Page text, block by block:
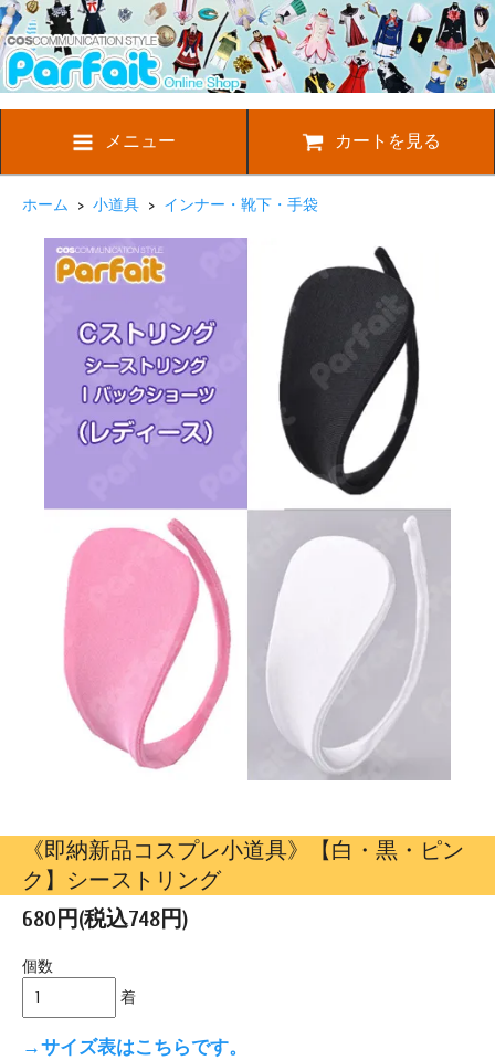
メニュー カートを見る
ホーム > 小道具 > インナー・靴下・手袋
《即納新品コスプレ小道具》【白・黒・ピン
ク】シーストリング
680円(税込748円)
個数
着
→サイズ表はこちらです。